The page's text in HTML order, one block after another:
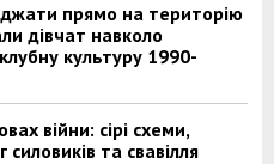
прямо на територію
дівчат навколо
культуру 1990-
війни: сірі схеми,
та свавілля